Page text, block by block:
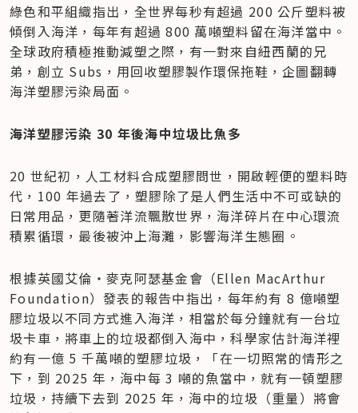
綠色和平組織指出，全世界每秒有超過 200 公斤塑料被
傾倒入海洋，每年有超過 800 萬噸塑料留在海洋當中。
全球政府積極推動減塑之際，有一對來自紐西蘭的兄
弟，創立 Subs，用回收塑膠製作環保拖鞋，企圖翻轉
海洋塑膠污染局面。
海洋塑膠污染 30 年後海中垃圾比魚多
20 世紀初，人工材料合成塑膠問世，開啟輕便的塑料時
代，100 年過去了，塑膠除了是人們生活中不可或缺的
日常用品，更隨著洋流飄散世界，海洋碎片在中心環流
積累循環，最後被沖上海灘，影響海洋生態圈。
根據英國艾倫‧麥克阿瑟基金會（Ellen MacArthur
Foundation）發表的報告中指出，每年約有 8 億噸塑
膠垃圾以不同方式進入海洋，相當於每分鐘就有一台垃
圾卡車，將車上的垃圾都倒入海中，科學家估計海洋裡
約有一億 5 千萬噸的塑膠垃圾，「在一切照常的情形之
下，到 2025 年，海中每 3 噸的魚當中，就有一頓塑膠
垃圾，持續下去到 2025 年，海中的垃圾（重量）將會